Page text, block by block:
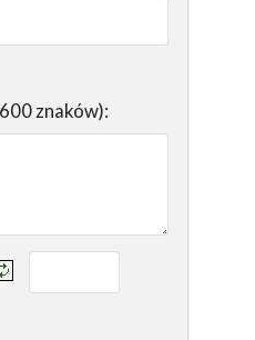
znaków):
z obrazka: